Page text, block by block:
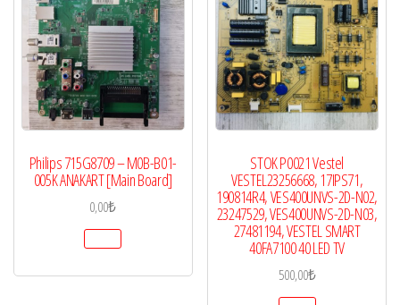
Philips 715G8709 – M0B-B01-
005K ANAKART [Main Board]
0,00₺
STOK P0021 Vestel
VESTEL23256668, 17IPS71,
190814R4, VES400UNVS-2D-N02,
23247529, VES400UNVS-2D-N03,
27481194, VESTEL SMART
40FA7100 40 LED TV
500,00₺